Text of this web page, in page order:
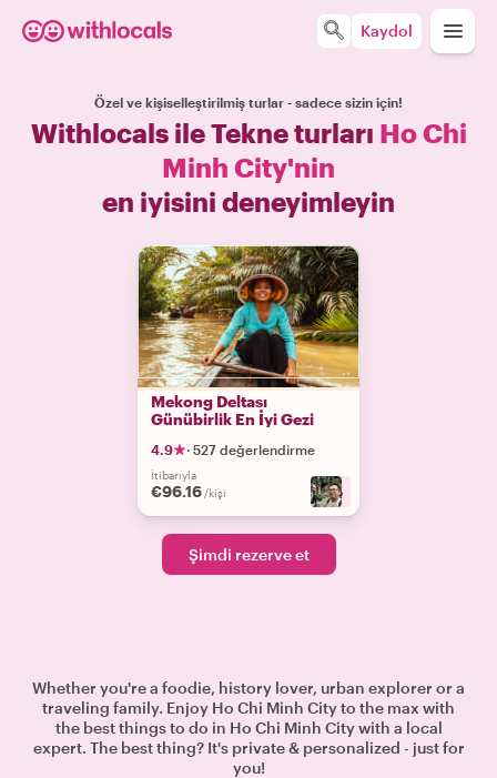
Kaydol
Özel ve kişiselleştirilmiş turlar - sadece sizin için!
Withlocals ile Tekne turları Ho Chi
Minh City'nin
en iyisini deneyimleyin
Mekong Deltası
Günübirlik En İyi Gezi
4.9 · 527 değerlendirme
İtibarıyla
€96.16 /kişi +5
Şimdi rezerve et
Whether you're a foodie, history lover, urban explorer or a
traveling family. Enjoy Ho Chi Minh City to the max with
the best things to do in Ho Chi Minh City with a local
expert. The best thing? It's private & personalized - just for
you!